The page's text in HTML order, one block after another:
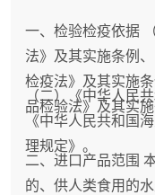
一、检验检疫依据
法》及其实施条例
检疫法》及其实施
品检验法》及其实
（二）《中华人民
《中华人民共和国
理规定》。
二、进口产品范围
的、供人类食用的